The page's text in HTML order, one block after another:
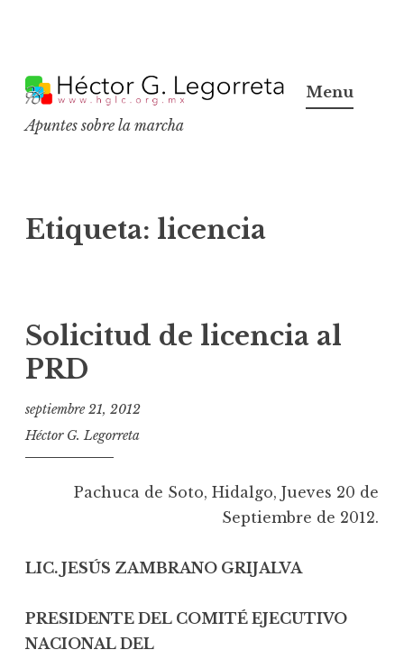
k
p
c
o
n
t
Apuntes sobre la marcha
Menu
Etiqueta: licencia
Solicitud de licencia al
PRD
septiembre 21, 2012
Héctor G. Legorreta
Pachuca de Soto, Hidalgo, Jueves 20 de
Septiembre de 2012.
LIC. JESÚS ZAMBRANO GRIJALVA
PRESIDENTE DEL COMITÉ EJECUTIVO
NACIONAL DEL